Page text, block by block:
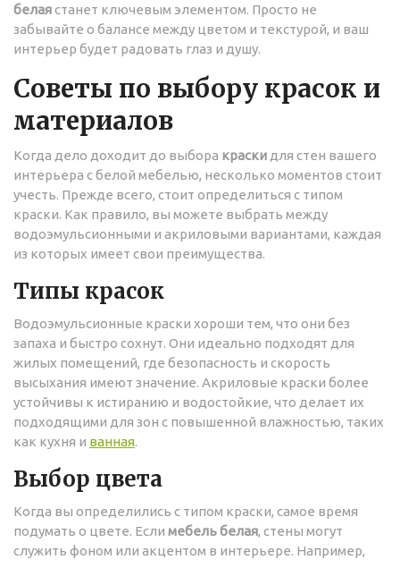
белаястанет ключевым элементом. Просто не
забывайте о балансе между цветом и текстурой, и ваш
интерьер будет радовать глаз и душу.
Советы по выбору красок и
материалов
Когда дело доходит до выбора краски для стен вашего
интерьера с белой мебелью, несколько моментов стоит
учесть. Прежде всего, стоит определиться с типом
краски. Как правило, вы можете выбрать между
водоэмульсионными и акриловыми вариантами, каждая
из которых имеет свои преимущества.
Типы красок
Водоэмульсионные краски хороши тем, что они без
запаха и быстро сохнут. Они идеально подходят для
жилых помещений, где безопасность и скорость
высыхания имеют значение. Акриловые краски более
устойчивы к истиранию и водостойкие, что делает их
подходящими для зон с повышенной влажностью, таких
как кухня и ванная.
Выбор цвета
Когда вы определились с типом краски, самое время
подумать о цвете. Если мебель белая, стены могут
служить фоном или акцентом в интерьере. Например,